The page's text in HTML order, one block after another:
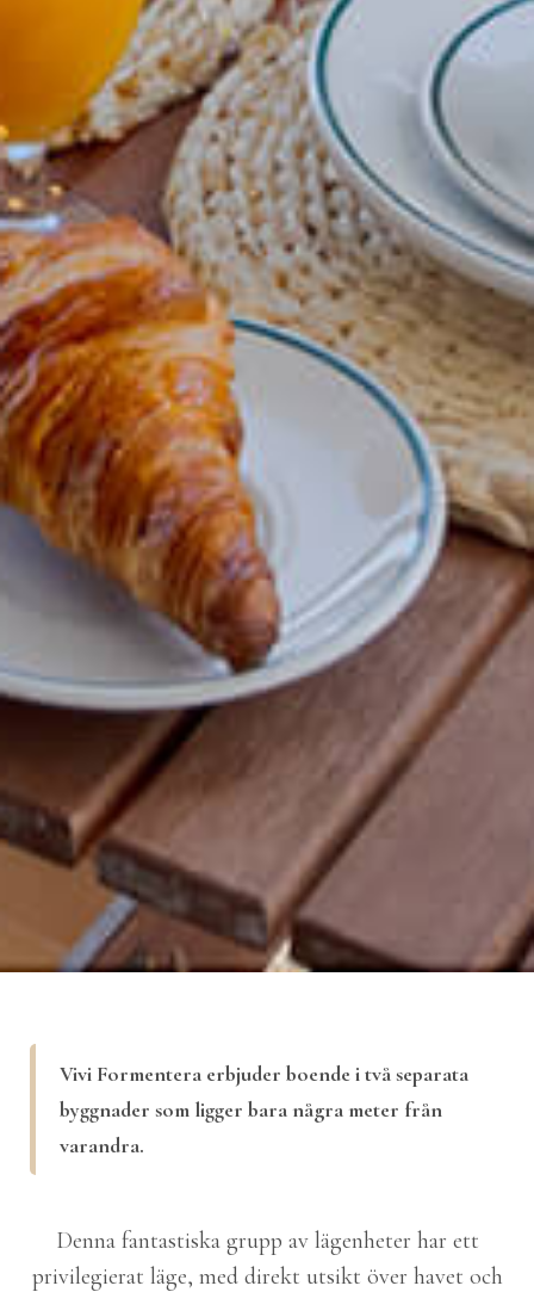
Vivi Formentera erbjuder boende i två separata
byggnader som ligger bara några meter från
varandra.
Denna fantastiska grupp av lägenheter har ett
privilegierat läge, med direkt utsikt över havet och